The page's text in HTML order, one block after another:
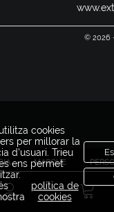
MARQUE
© 2026
cookies
per millorar la
d'usuari. Trieu
ens permet
política de
cookies